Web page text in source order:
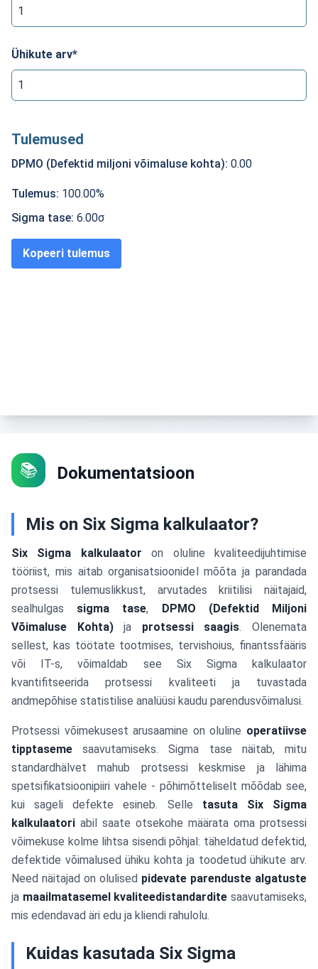
Ühikute arv*
Tulemused
DPMO (Defektid miljoni võimaluse kohta): 0.00
Tulemus: 100.00%
Sigma tase: 6.00σ
Kopeeri tulemus
📚 Dokumentatsioon
Mis on Six Sigma kalkulaator?
Six Sigma kalkulaator on oluline kvaliteedijuhtimise
tööriist, mis aitab organisatsioonidel mõõta ja parandada
protsessi tulemuslikkust, arvutades kriitilisi näitajaid,
sealhulgas sigma tase, DPMO (Defektid Miljoni
Võimaluse Kohta)ja protsessi saagis. Olenemata
sellest, kas töötate tootmises, tervishoius, finantssfääris
või IT-s, võimaldab see Six Sigma kalkulaator
kvantifitseerida protsessi kvaliteeti ja tuvastada
andmepõhise statistilise analüüsi kaudu parendusvõimalusi.
Protsessi võimekusest arusaamine on oluline operatiivse
tipptaseme saavutamiseks. Sigma tase näitab, mitu
standardhälvet mahub protsessi keskmise ja lähima
spetsifikatsioonipiiri vahele - põhimõtteliselt mõõdab see,
kui sageli defekte esineb. Selle tasuta Six Sigma
kalkulaatori abil saate otsekohe määrata oma protsessi
võimekuse kolme lihtsa sisendi põhjal: täheldatud defektid,
defektide võimalused ühiku kohta ja toodetud ühikute arv.
Need näitajad on olulised pidevate parenduste algatuste
ja maailmatasemel kvaliteedistandardite saavutamiseks,
mis edendavad äri edu ja kliendi rahulolu.
Kuidas kasutada Six Sigma